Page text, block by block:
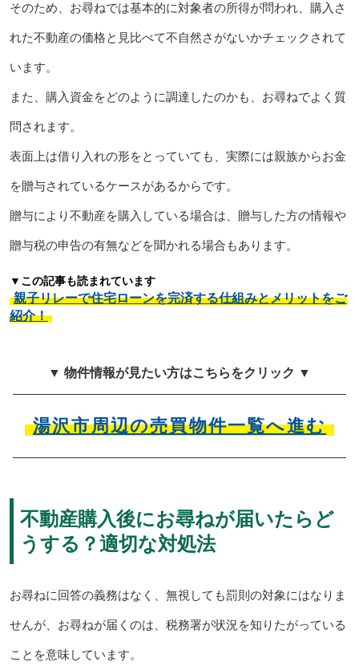
そのため、お尋ねでは基本的に対象者の所得が問われ、購入さ
れた不動産の価格と見比べて不自然さがないかチェックされて
います。
また、購入資金をどのように調達したのかも、お尋ねでよく質
問されます。
表面上は借り入れの形をとっていても、実際には親族からお金
を贈与されているケースがあるからです。
贈与により不動産を購入している場合は、贈与した方の情報や
贈与税の申告の有無などを聞かれる場合もあります。
▼この記事も読まれています
親子リレーで住宅ローンを完済する仕組みとメリットをご
紹介！
▼ 物件情報が見たい方はこちらをクリック ▼
湯沢市周辺の売買物件一覧へ進む
不動産購入後にお尋ねが届いたらど
うする？適切な対処法
お尋ねに回答の義務はなく、無視しても罰則の対象にはなりま
せんが、お尋ねが届くのは、税務署が状況を知りたがっている
ことを意味しています。